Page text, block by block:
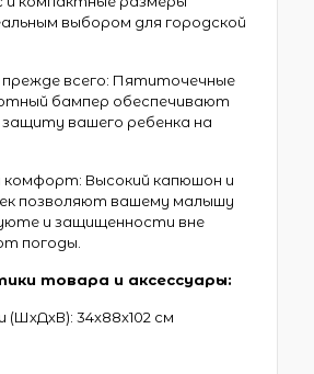
выбором для городской
всего: Пятиточечные
бампер обеспечивают
вашего ребенка на
комфорт: Высокий капюшон и
позволяют вашему малышу
и защищенности вне
погоды.
товара и аксессуары:
(ШхДхВ): 34x88x102 см